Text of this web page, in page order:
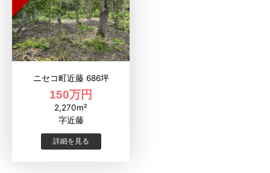
ニセコ町近藤 686坪
150万円
2,270m²
字近藤
詳細を見る